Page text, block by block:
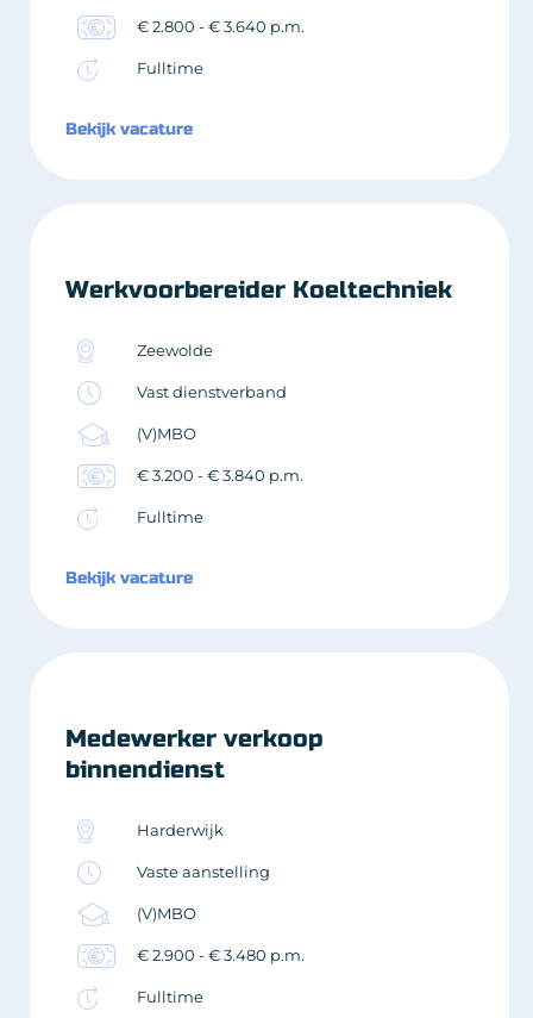
€ 2.800 - € 3.640 p.m.
Fulltime
Bekijk vacature
Werkvoorbereider Koeltechniek
Zeewolde
Vast dienstverband
(V)MBO
€ 3.200 - € 3.840 p.m.
Fulltime
Bekijk vacature
Medewerker verkoop
binnendienst
Harderwijk
Vaste aanstelling
(V)MBO
€ 2.900 - € 3.480 p.m.
Fulltime